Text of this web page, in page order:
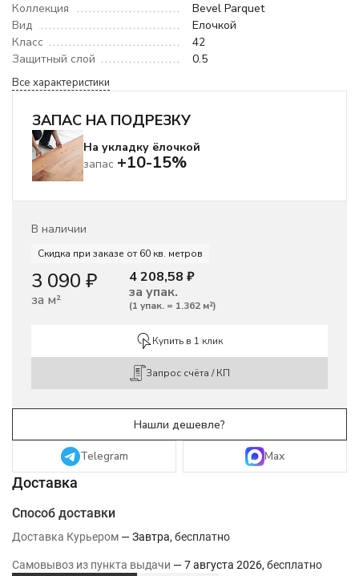
Коллекция
Bevel Parquet
Вид
Елочкой
Класс
42
Защитный слой
0.5
Все характеристики
ЗАПАС НА ПОДРЕЗКУ
На укладку ёлочкой
запас +10-15%
В наличии
Скидка при заказе от 60 кв. метров
3 090 ₽
за м²
4 208,58 ₽
за упак.
(1 упак. = 1.362 м²)
Купить в 1 клик
Запрос счёта / КП
Telegram Max
Способ доставки
Доставка Курьером Завтра Бесплатно
Самовывоз из пункта выдачи 7 августа 2026 Бесплатно